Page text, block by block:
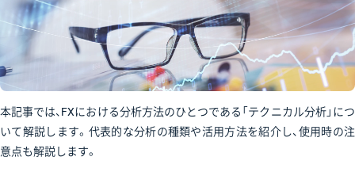
本記事では、FXにおける分析方法のひとつである「テクニカル分析」につ
いて解説します。代表的な分析の種類や活用方法を紹介し、使用時の注
意点も解説します。